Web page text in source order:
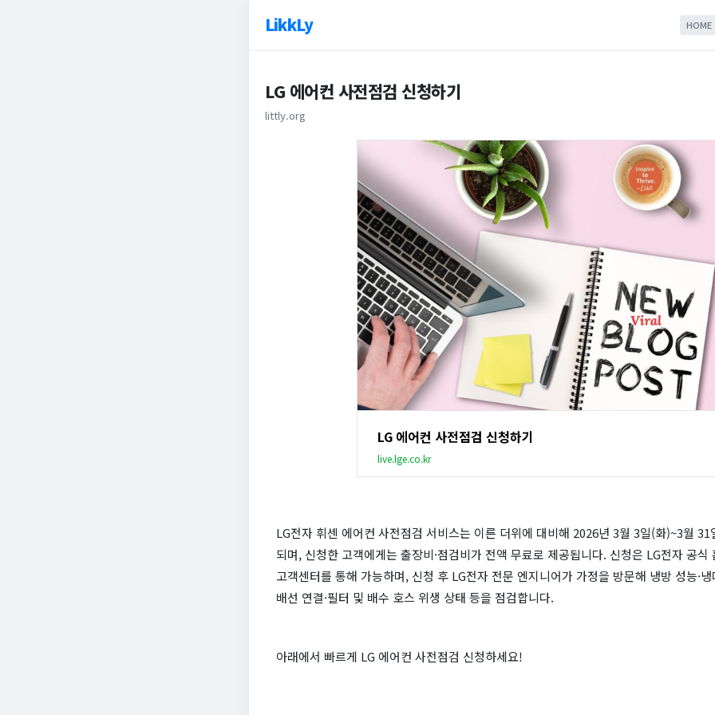
LikkLy HOME
LG 에어컨 사전점검 신청하기
littly.org
LG 에어컨 사전점검 신청하기
live.lge.co.kr
LG전자 휘센 에어컨 사전점검 서비스는 이른 더위에 대비해 2026년 3월 3일(화)~3월 31
되며, 신청한 고객에게는 출장비·점검비가 전액 무료로 제공됩니다. 신청은 LG전자 공식
고객센터를 통해 가능하며, 신청 후 LG전자 전문 엔지니어가 가정을 방문해 냉방 성능·냉
배선 연결·필터 및 배수 호스 위생 상태 등을 점검합니다.
아래에서 빠르게 LG 에어컨 사전점검 신청하세요!